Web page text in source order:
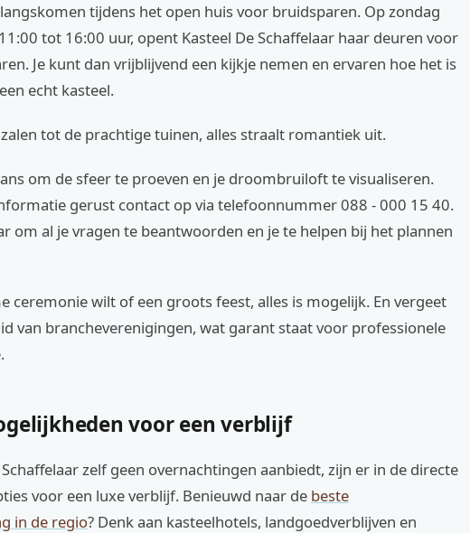
tijdens het open huis voor bruidsparen. Op zondag
tot 16:00 uur, opent Kasteel De Schaffelaar haar deuren voor
Je kunt dan vrijblijvend een kijkje nemen en ervaren hoe het is
echt kasteel.
tot de prachtige tuinen, alles straalt romantiek uit.
om de sfeer te proeven en je droombruiloft te visualiseren.
gerust contact op via telefoonnummer 088 - 000 15 40.
om al je vragen te beantwoorden en je te helpen bij het plannen
ceremonie wilt of een groots feest, alles is mogelijk. En vergeet
van brancheverenigingen, wat garant staat voor professionele
voor een verblijf
zelf geen overnachtingen aanbiedt, zijn er in de directe
voor een luxe verblijf. Benieuwd naar de beste
in de regio? Denk aan kasteelhotels, landgoedverblijven en